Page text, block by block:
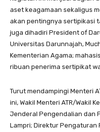
aset keagamaan sekaligus
akan pentingnya sertipikasi
juga dihadiri President of
Universitas Darunnajah,
Kementerian Agama;
ribuan penerima sertipikat
Turut mendampingi Menteri
ini, Wakil Menteri ATR/Wakil
Jenderal Pengendalian dan
Lampri; Direktur Pengaturan